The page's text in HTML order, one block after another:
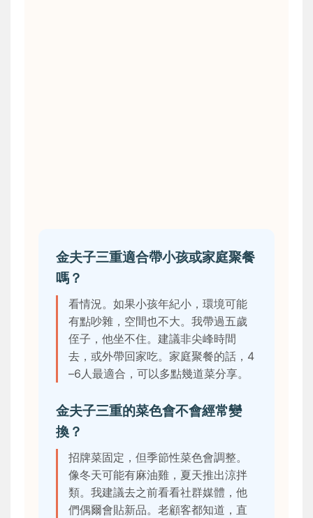
金夫子三重適合帶小孩或家庭聚餐
嗎？
看情況。如果小孩年紀小，環境可能
有點吵雜，空間也不大。我帶過五歲
侄子，他坐不住。建議非尖峰時間
去，或外帶回家吃。家庭聚餐的話，4
–6人最適合，可以多點幾道菜分享。
金夫子三重的菜色會不會經常變
換？
招牌菜固定，但季節性菜色會調整。
像冬天可能有麻油雞，夏天推出涼拌
類。我建議去之前看看社群媒體，他
們偶爾會貼新品。老顧客都知道，直